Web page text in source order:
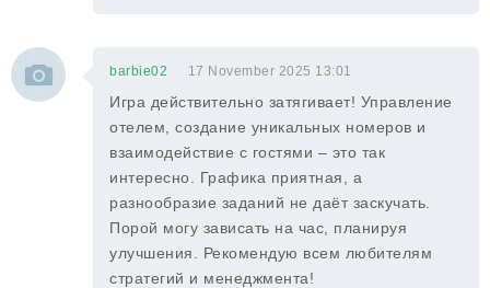
barbie02 17 November 2025 13:01
Игра действительно затягивает! Управление
отелем, создание уникальных номеров и
взаимодействие с гостями – это так
интересно. Графика приятная, а
разнообразие заданий не даёт заскучать.
Порой могу зависать на час, планируя
улучшения. Рекомендую всем любителям
стратегий и менеджмента!